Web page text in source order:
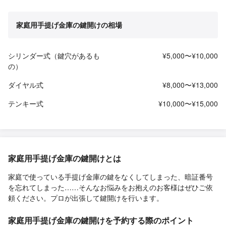
家庭用手提げ金庫の鍵開けの相場
シリンダー式（鍵穴があるも
の）
¥5,000〜¥10,000
ダイヤル式
¥8,000〜¥13,000
テンキー式
¥10,000〜¥15,000
家庭用手提げ金庫の鍵開けとは
家庭で使っている手提げ金庫の鍵をなくしてしまった、暗証番号
を忘れてしまった……そんなお悩みをお抱えのお客様はぜひご依
頼ください。プロが出張して鍵開けを行います。
家庭用手提げ金庫の鍵開けを予約する際のポイント